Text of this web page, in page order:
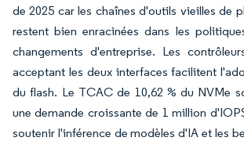
de 2025 car les chaînes d'outils vieilles de
restent bien enracinées dans les
changements d'entreprise. Les
acceptant les deux interfaces facilitent
du flash. Le TCAC de 10,62 % du NVMe
une demande croissante de 1 million
soutenir l'inférence de modèles d'IA et les